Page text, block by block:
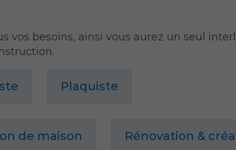
vos besoins, ainsi vous aurez un seul
Plaquiste
de maison Rénovation &